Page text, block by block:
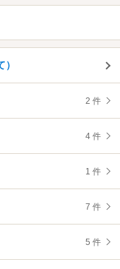
2 件
4 件
1 件
7 件
5 件